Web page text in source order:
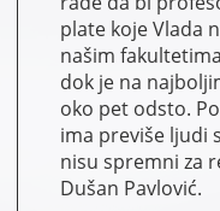
plate koje Vlada
našim
dok je na
oko pet odsto.
ima previše ljudi
nisu spremni za
Dušan Pavlović.